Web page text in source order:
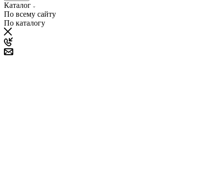
Каталог
По всему сайту
По каталогу